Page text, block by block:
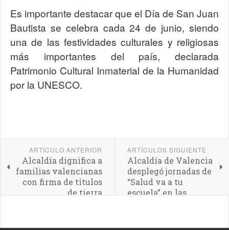
Es importante destacar que el Día de San Juan
Bautista se celebra cada 24 de junio, siendo
una de las festividades culturales y religiosas
más importantes del país, declarada
Patrimonio Cultural Inmaterial de la Humanidad
por la UNESCO.
ARTÍCULO ANTERIOR
Alcaldía dignifica a
familias valencianas
con firma de títulos
de tierra
ARTÍCULOS SIGUIENTE
Alcaldía de Valencia
desplegó jornadas de
“Salud va a tu
escuela” en las